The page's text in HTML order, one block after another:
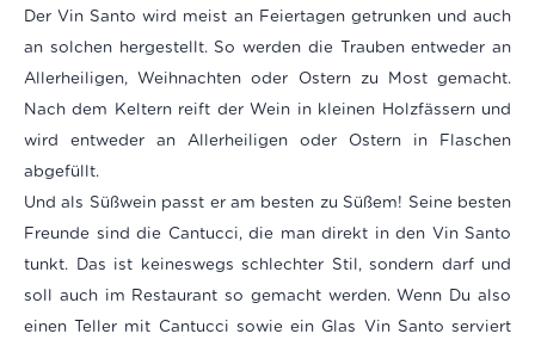
Der Vin Santo wird meist an Feiertagen getrunken und auch
an solchen hergestellt. So werden die Trauben entweder an
Allerheiligen, Weihnachten oder Ostern zu Most gemacht.
Nach dem Keltern reift der Wein in kleinen Holzfässern und
wird entweder an Allerheiligen oder Ostern in Flaschen
abgefüllt.
Und als Süßwein passt er am besten zu Süßem! Seine besten
Freunde sind die Cantucci, die man direkt in den Vin Santo
tunkt. Das ist keineswegs schlechter Stil, sondern darf und
soll auch im Restaurant so gemacht werden. Wenn Du also
einen Teller mit Cantucci sowie ein Glas Vin Santo serviert